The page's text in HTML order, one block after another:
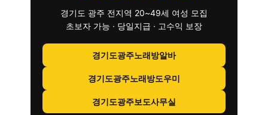
경기도 광주 전지역 20~49세 여성 모집
초보자 가능 · 당일지급 · 고수익 보장
경기도광주노래방알바
경기도광주노래방도우미
경기도광주보도사무실